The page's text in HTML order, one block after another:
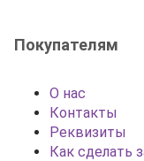
Покупателям
О нас
Контакты
Реквизиты
Как сделать